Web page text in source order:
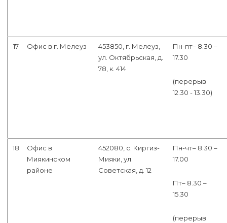
17 Офис в г. Мелеуз
453850, г. Мелеуз,
ул. Октябрьская, д.
78, к. 414
Пн-пт– 8.30 –
17.30
(перерыв
12.30 - 13.30)
18
Офис в
Миякинском
районе
452080, с. Киргиз-
Мияки, ул.
Советская, д. 12
Пн-чт– 8.30 –
17.00
Пт– 8.30 –
15.30
(перерыв